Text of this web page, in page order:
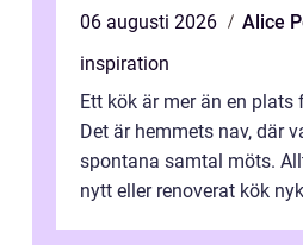
06 augusti 2026
Alice
inspiration
Ett kök är mer än en
Det är hemmets nav, där
spontana samtal möts.
nytt eller renoverat kök